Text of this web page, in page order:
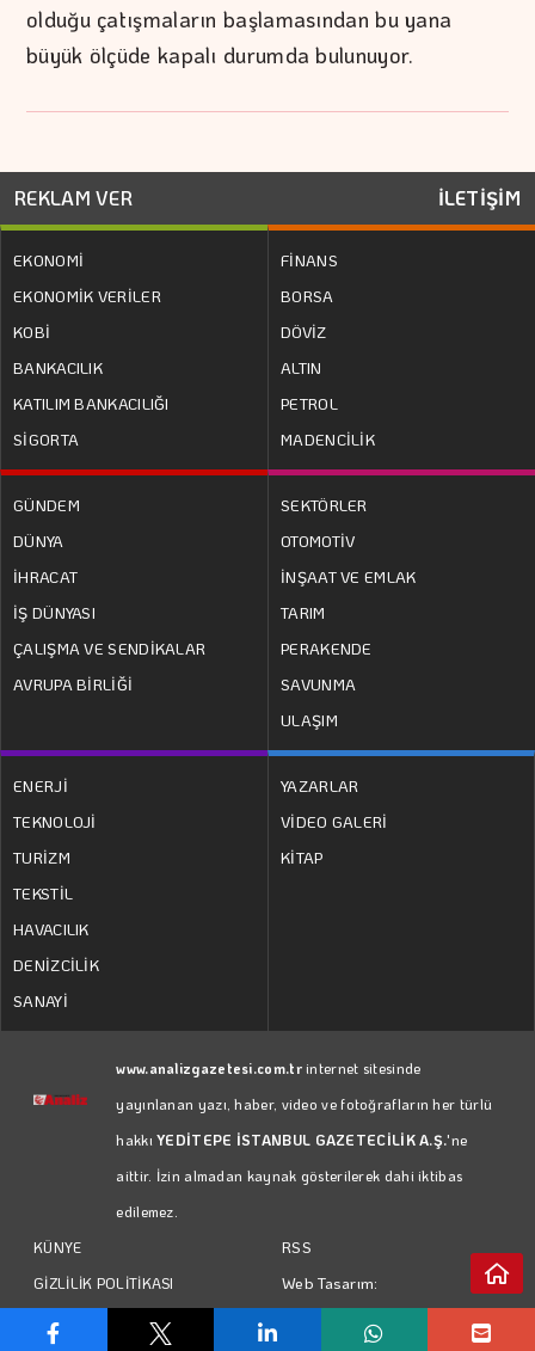
olduğu çatışmaların başlamasından bu yana
büyük ölçüde kapalı durumda bulunuyor.
REKLAM VER İLETİŞİM
EKONOMİ
EKONOMİK VERİLER
KOBİ
BANKACILIK
KATILIM BANKACILIĞI
SİGORTA
FİNANS
BORSA
DÖVİZ
ALTIN
PETROL
MADENCİLİK
GÜNDEM
DÜNYA
İHRACAT
İŞ DÜNYASI
ÇALIŞMA VE SENDİKALAR
AVRUPA BİRLİĞİ
SEKTÖRLER
OTOMOTİV
İNŞAAT VE EMLAK
TARIM
PERAKENDE
SAVUNMA
ULAŞIM
ENERJİ
TEKNOLOJİ
TURİZM
TEKSTİL
HAVACILIK
DENİZCİLİK
SANAYİ
YAZARLAR
VİDEO GALERİ
KİTAP
www.analizgazetesi.com.trinternet sitesinde
yayınlanan yazı, haber, video ve fotoğrafların her türlü
hakkıYEDİTEPE İSTANBUL GAZETECİLİK A.Ş.'ne
aittir. İzin almadan kaynak gösterilerek dahi iktibas
edilemez.
KÜNYE
GİZLİLİK POLİTİKASI
KULLANIM KOŞULLARI
RSS
Web Tasarım: